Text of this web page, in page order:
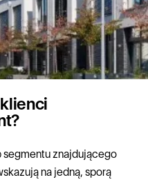
segmentu znajdującego
na jedną, sporą